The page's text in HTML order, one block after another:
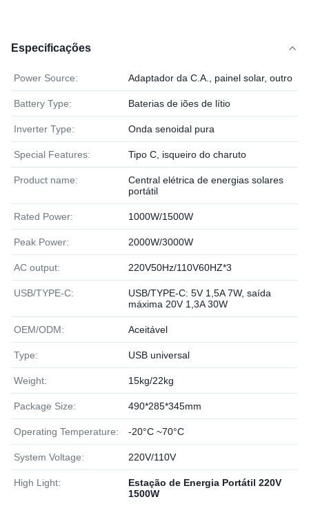
Especificações
Power Source: Adaptador da C.A., painel solar, outro
Battery Type: Baterias de iões de lítio
Inverter Type: Onda senoidal pura
Special Features: Tipo C, isqueiro do charuto
Product name:
Central elétrica de energias solares
portátil
Rated Power: 1000W/1500W
Peak Power: 2000W/3000W
AC output: 220V50Hz/110V60HZ*3
USB/TYPE-C:
USB/TYPE-C: 5V 1,5A 7W, saída
máxima 20V 1,3A 30W
OEM/ODM: Aceitável
Type: USB universal
Weight: 15kg/22kg
Package Size: 490*285*345mm
Operating Temperature: -20°C ~70°C
System Voltage: 220V/110V
High Light:
Estação de Energia Portátil 220V
1500W